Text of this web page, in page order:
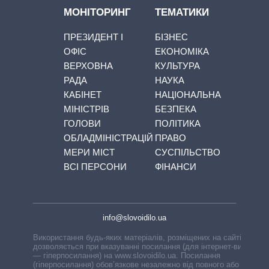
МОНІТОРИНГ
ПРЕЗИДЕНТ І
ОФІС
ВЕРХОВНА
РАДА
КАБІНЕТ
МІНІСТРІВ
ГОЛОВИ
ОБЛАДМІНІСТРАЦІЙ
МЕРИ МІСТ
ВСІ ПЕРСОНИ
ТЕМАТИКИ
БІЗНЕС
ЕКОНОМІКА
КУЛЬТУРА
НАУКА
НАЦІОНАЛЬНА
БЕЗПЕКА
ПОЛІТИКА
ПРАВО
СУСПІЛЬСТВО
ФІНАНСИ
info@slovoidilo.ua
Використання будь-яких матеріалів, розміщених на сайті,
дозволяється при вказуванні посилання (для інтернет-видань
— гіперпосилання) на www.slovoidilo.ua. Посилання
(гіперпосилання) обов’язкове незалежно від повного або